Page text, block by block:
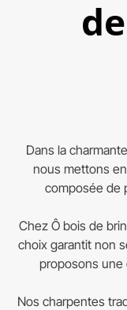
Dans la
nous mettons
composée de
Chez Ô bois de
choix garantit non
proposons une
Nos charpentes